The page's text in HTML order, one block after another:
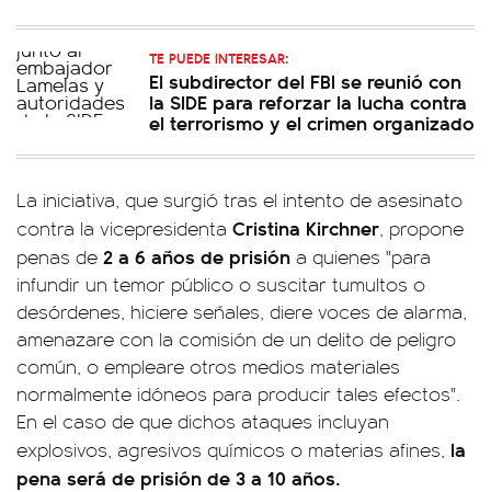
TE PUEDE INTERESAR:
El subdirector del FBI se reunió con
la SIDE para reforzar la lucha contra
el terrorismo y el crimen organizado
La iniciativa, que surgió tras el intento de asesinato
contra la vicepresidenta Cristina Kirchner, propone
penas de 2 a 6 años de prisión a quienes "para
infundir un temor público o suscitar tumultos o
desórdenes, hiciere señales, diere voces de alarma,
amenazare con la comisión de un delito de peligro
común, o empleare otros medios materiales
normalmente idóneos para producir tales efectos".
En el caso de que dichos ataques incluyan
explosivos, agresivos químicos o materias afines, la
pena será de prisión de 3 a 10 años.